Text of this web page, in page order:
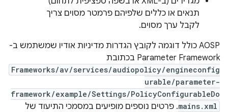
תנאים או כללים שלפיהם פרמטר מסוים צריך
לקבל ערך מסוים.
‫AOSP כולל דוגמה לקובץ הגדרות מדיניות אודיו שמשתמש ב-
Parameter Framework בכתובת
Frameworks/av/services/audiopolicy/engineconfig
urable/parameter-
framework/example/Settings/PolicyConfigurableDo
mains.xml. פרטים נוספים מופיעים במסמכי התיעוד של